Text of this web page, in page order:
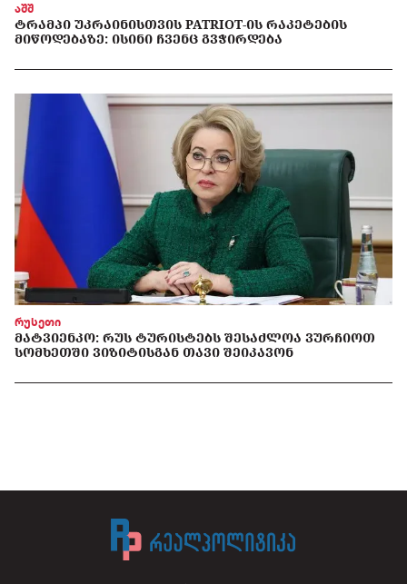
აშშ
ᲢᲠᲐᲛᲞᲘ ᲣᲙᲠᲐᲘᲜᲘᲡᲗᲕᲘᲡ PATRIOT-ᲘᲡ ᲠᲐᲙᲔᲢᲔᲑᲘᲡ
ᲛᲘᲬᲝᲓᲔᲑᲐᲖᲔ: ᲘᲡᲘᲜᲘ ᲩᲕᲔᲜᲪ ᲒᲕᲭᲘᲠᲓᲔᲑᲐ
რუსეთი
ᲛᲐᲢᲕᲘᲔᲜᲙᲝ: ᲠᲣᲡ ᲢᲣᲠᲘᲡᲢᲔᲑᲡ ᲨᲔᲡᲐᲫᲚᲝᲐ ᲕᲣᲠᲩᲘᲝᲗ
ᲡᲝᲛᲮᲔᲗᲨᲘ ᲕᲘᲖᲘᲢᲘᲡᲒᲐᲜ ᲗᲐᲕᲘ ᲨᲔᲘᲙᲐᲕᲝᲜ